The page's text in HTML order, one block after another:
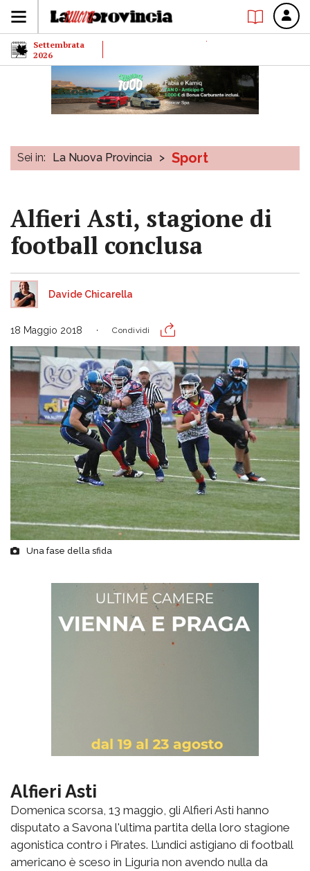
Settembrata
2026
Sei in: La Nuova Provincia > Sport
Alfieri Asti, stagione di
football conclusa
Davide Chicarella
18 Maggio 2018 Condividi
Una fase della sfida
Alfieri Asti
Domenica scorsa, 13 maggio, gli Alfieri Asti hanno
disputato a Savona l'ultima partita della loro stagione
agonistica contro i Pirates. L’undici astigiano di football
americano è sceso in Liguria non avendo nulla da